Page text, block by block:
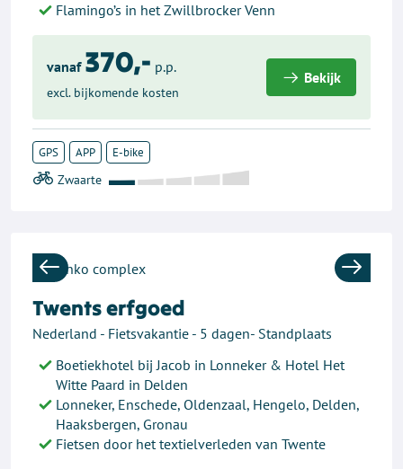
Flamingo’s in het Zwillbrocker Venn
vanaf 370,- p.p.
excl. bijkomende kosten
Bekijk
GPS APP E-bike
Previous Next
Twents erfgoed
Nederland - Fietsvakantie - 5 dagen- Standplaats
Boetiekhotel bij Jacob in Lonneker & Hotel Het
Witte Paard in Delden
Lonneker, Enschede, Oldenzaal, Hengelo, Delden,
Haaksbergen, Gronau
Fietsen door het textielverleden van Twente